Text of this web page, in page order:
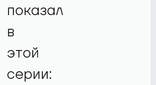
показал
в
этой
серии: